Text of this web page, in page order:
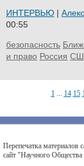
ИНТЕРВЬЮ |
00:55
безопасность
и право Россия
1... 14 15
Перепечатка материалов
сайт "Научного